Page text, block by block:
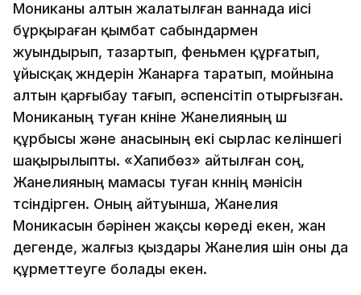
Мониканы алтын жалатылған ваннада иісі
бұрқыраған қымбат сабындармен
жуындырып, тазартып, феньмен құрғатып,
ұйысқақ жүндерін Жанарға таратып, мойнына
алтын қарғыбау тағып, әспенсітіп отырғызған.
Мониканың туған күніне Жанелияның үш
құрбысы және анасының екі сырлас келіншегі
шақырылыпты. «Хапибөз» айтылған соң,
Жанелияның мамасы туған күннің мәнісін
түсіндірген. Оның айтуынша, Жанелия
Моникасын бәрінен жақсы көреді екен, жан
дегенде, жалғыз қыздары Жанелия үшін оны да
құрметтеуге болады екен.